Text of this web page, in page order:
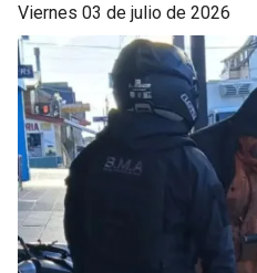
viernes 03 de julio de 2026